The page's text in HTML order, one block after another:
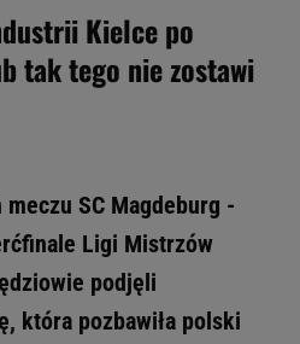
Kielce po
tak tego nie zostawi
SC Magdeburg -
Ligi Mistrzów
podjęli
która pozbawiła polski